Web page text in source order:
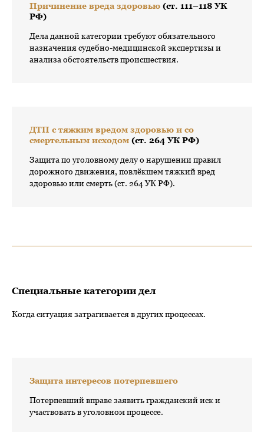
Причинение вреда здоровью (ст. 111–118 УК
РФ)
Дела данной категории требуют обязательного
назначения судебно-медицинской экспертизы и
анализа обстоятельств происшествия.
ДТП с тяжким вредом здоровью и со
смертельным исходом (ст. 264 УК РФ)
Защита по уголовному делу о нарушении правил
дорожного движения, повлёкшем тяжкий вред
здоровью или смерть (ст. 264 УК РФ).
Специальные категории дел
Когда ситуация затрагивается в других процессах.
Защита интересов потерпевшего
Потерпевший вправе заявить гражданский иск и
участвовать в уголовном процессе.